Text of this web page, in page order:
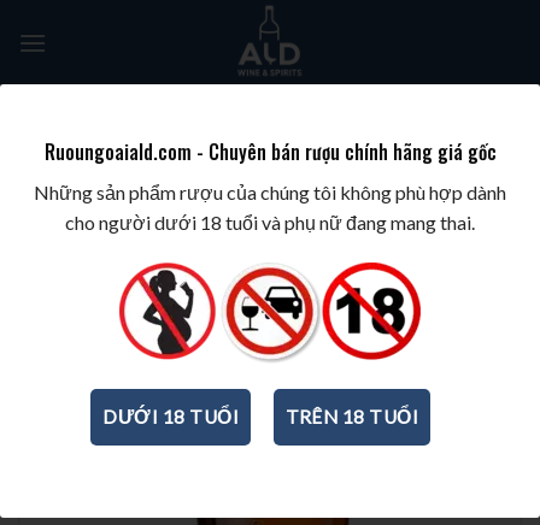
TRANG CHỦ / BEST SELLERS TOP 10 BOURBON
Ruoungoaiald.com - Chuyên bán rượu chính hãng giá gốc
Những sản phẩm rượu của chúng tôi không phù hợp dành
cho người dưới 18 tuổi và phụ nữ đang mang thai.
DƯỚI 18 TUỔI TRÊN 18 TUỔI